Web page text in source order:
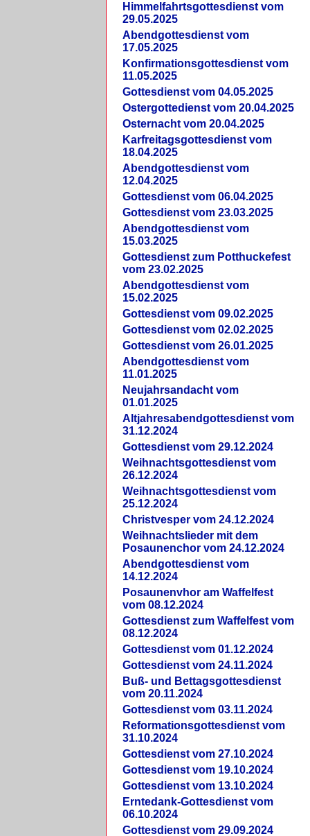
Himmelfahrtsgottesdienst vom
29.05.2025
Abendgottesdienst vom
17.05.2025
Konfirmationsgottesdienst vom
11.05.2025
Gottesdienst vom 04.05.2025
Ostergottedienst vom 20.04.2025
Osternacht vom 20.04.2025
Karfreitagsgottesdienst vom
18.04.2025
Abendgottesdienst vom
12.04.2025
Gottesdienst vom 06.04.2025
Gottesdienst vom 23.03.2025
Abendgottesdienst vom
15.03.2025
Gottesdienst zum Potthuckefest
vom 23.02.2025
Abendgottesdienst vom
15.02.2025
Gottesdienst vom 09.02.2025
Gottesdienst vom 02.02.2025
Gottesdienst vom 26.01.2025
Abendgottesdienst vom
11.01.2025
Neujahrsandacht vom
01.01.2025
Altjahresabendgottesdienst vom
31.12.2024
Gottesdienst vom 29.12.2024
Weihnachtsgottesdienst vom
26.12.2024
Weihnachtsgottesdienst vom
25.12.2024
Christvesper vom 24.12.2024
Weihnachtslieder mit dem
Posaunenchor vom 24.12.2024
Abendgottesdienst vom
14.12.2024
Posaunenvhor am Waffelfest
vom 08.12.2024
Gottesdienst zum Waffelfest vom
08.12.2024
Gottesdienst vom 01.12.2024
Gottesdienst vom 24.11.2024
Buß- und Bettagsgottesdienst
vom 20.11.2024
Gottesdienst vom 03.11.2024
Reformationsgottesdienst vom
31.10.2024
Gottesdienst vom 27.10.2024
Gottesdienst vom 19.10.2024
Gottesdienst vom 13.10.2024
Erntedank-Gottesdienst vom
06.10.2024
Gottesdienst vom 29.09.2024